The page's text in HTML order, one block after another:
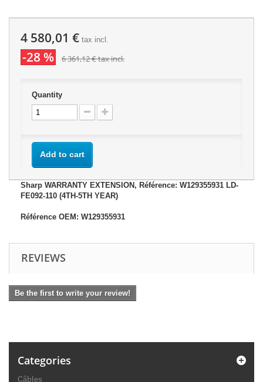
4 580,01 € tax incl.
-28 % 6 361,12 €tax incl.
Quantity
Add to cart
Sharp WARRANTY EXTENSION, Référence: W129355931 LD-
FE092-110 (4TH-5TH YEAR)
Référence OEM: W129355931
REVIEWS
Be the first to write your review!
Categories
Câbles